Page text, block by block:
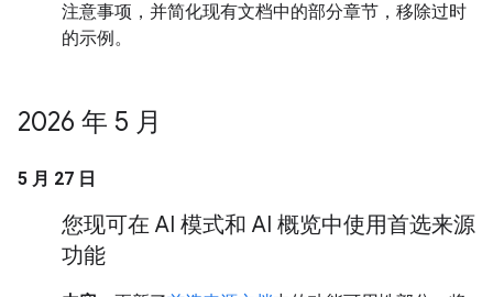
注意事项，并简化现有文档中的部分章节，移除过时
的示例。
2026 年 5 月
5 月 27 日
您现可在 AI 模式和 AI 概览中使用首选来源
功能